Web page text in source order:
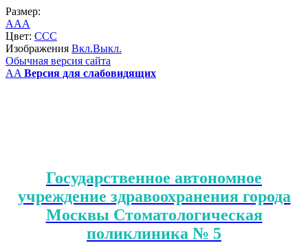
Размер:
AAA
Цвет: CCC
Изображения Вкл.Выкл.
Обычная версия сайта
AA Версия для слабовидящих
Государственное автономное
учреждение здравоохранения города
Москвы Стоматологическая
поликлиника № 5